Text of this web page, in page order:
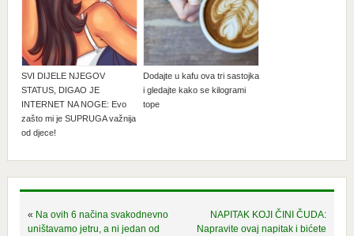
SVI DIJELE NJEGOV
STATUS, DIGAO JE
INTERNET NA NOGE: Evo
zašto mi je SUPRUGA važnija
od djece!
Dodajte u kafu ova tri sastojka
i gledajte kako se kilogrami
tope
« Na ovih 6 načina svakodnevno
uništavamo jetru, a ni jedan od
NAPITAK KOJI ČINI ČUDA:
Napravite ovaj napitak i bićete